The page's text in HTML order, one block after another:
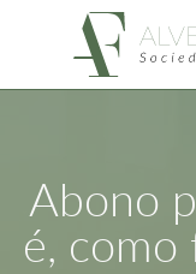
Abono
é, como